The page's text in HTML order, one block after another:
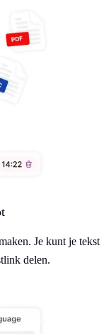
Je kunt je tekst
delen.